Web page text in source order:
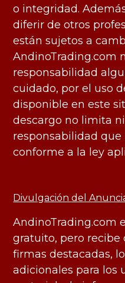
o integridad.
diferir de otros
están sujetos a
AndinoTrading.com
responsabilidad
cuidado, por el uso
disponible en este
descargo no limita
responsabilidad que
conforme a la ley
Divulgación del
AndinoTrading.com
gratuito, pero recibe
firmas destacadas,
adicionales para los